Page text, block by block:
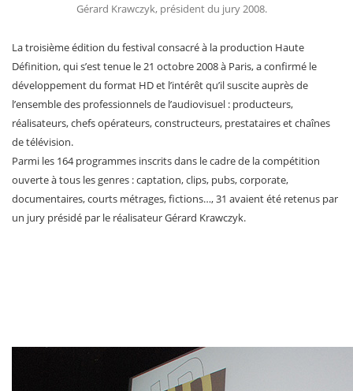
Gérard Krawczyk, président du jury 2008.
La troisième édition du festival consacré à la production Haute
Définition, qui s’est tenue le 21 octobre 2008 à Paris, a confirmé le
développement du format HD et l’intérêt qu’il suscite auprès de
l’ensemble des professionnels de l’audiovisuel : producteurs,
réalisateurs, chefs opérateurs, constructeurs, prestataires et chaînes
de télévision.
Parmi les 164 programmes inscrits dans le cadre de la compétition
ouverte à tous les genres : captation, clips, pubs, corporate,
documentaires, courts métrages, fictions…, 31 avaient été retenus par
un jury présidé par le réalisateur Gérard Krawczyk.